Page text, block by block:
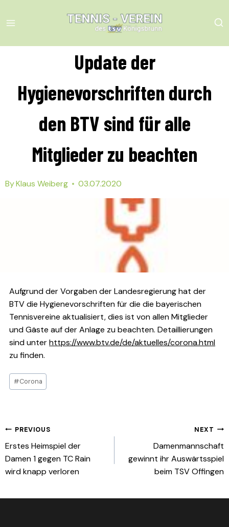
to
Update der
Hygienevorschriften durch
den BTV sind für alle
Mitglieder zu beachten
ByKlaus Weiberg 03.07.2020
Aufgrund der Vorgaben der Landesregierung hat der
BTV die Hygienevorschriften für die die bayerischen
Tennisvereine aktualisiert, dies ist von allen Mitglieder
und Gäste auf der Anlage zu beachten. Detaillierungen
sind unterhttps://www.btv.de/de/aktuelles/corona.html
zu finden.
Post
Tags:
#Corona
Beitragsnavigation
PREVIOUS
Erstes Heimspiel der
Damen 1 gegen TC Rain
wird knapp verloren
NEXT
Damenmannschaft
gewinnt ihr Auswärtsspiel
beim TSV Offingen